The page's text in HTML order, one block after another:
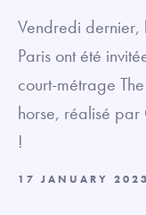
Vendredi dernier,
Paris ont été
court-métrage
horse, réalisé par
!
17 JANUARY 2023